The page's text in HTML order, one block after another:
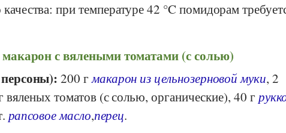
при температуре 42 °C помидорам
макарон с вялеными томатами (с солью)
200 гмакарон из цельнозерновой муки, 2
вяленых томатов (с солью, органические), 40 г
рапсовое масло,перец.